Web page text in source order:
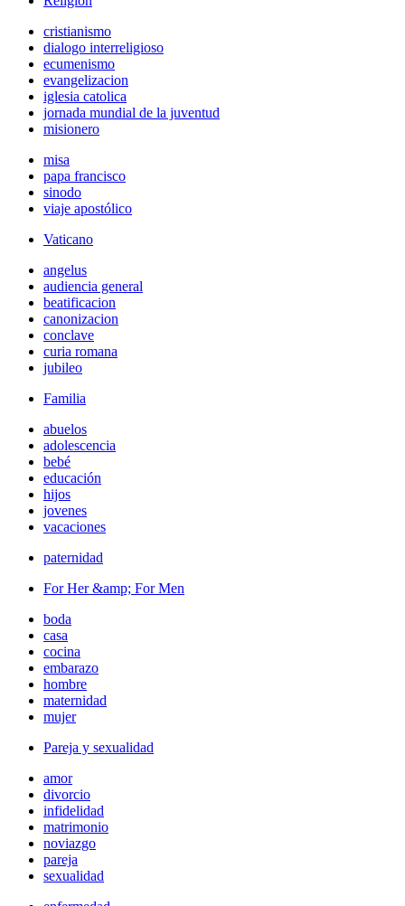
cristianismo
dialogo interreligioso
ecumenismo
evangelizacion
iglesia catolica
jornada mundial de la juventud
misionero
misa
papa francisco
sinodo
viaje apostólico
Vaticano
angelus
audiencia general
beatificacion
canonizacion
conclave
curia romana
jubileo
Familia
abuelos
adolescencia
bebé
educación
hijos
jovenes
vacaciones
paternidad
For Her &amp; For Men
boda
casa
cocina
embarazo
hombre
maternidad
mujer
Pareja y sexualidad
amor
divorcio
infidelidad
matrimonio
noviazgo
pareja
sexualidad